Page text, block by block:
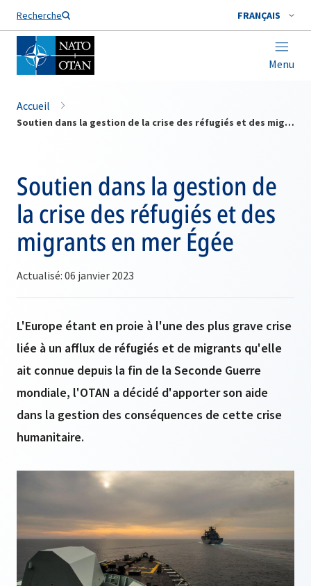
Recherche FRANÇAIS
Menu
Nom de famille*
Accueil
Soutien dans la gestion de la crise des réfugiés et des migrants en mer Égée
Soutien dans la gestion de
la crise des réfugiés et des
migrants en mer Égée
Actualisé: 06 janvier 2023
L'Europe étant en proie à l'une des plus grave crise
liée à un afflux de réfugiés et de migrants qu'elle
ait connue depuis la fin de la Seconde Guerre
mondiale, l'OTAN a décidé d'apporter son aide
dans la gestion des conséquences de cette crise
humanitaire.